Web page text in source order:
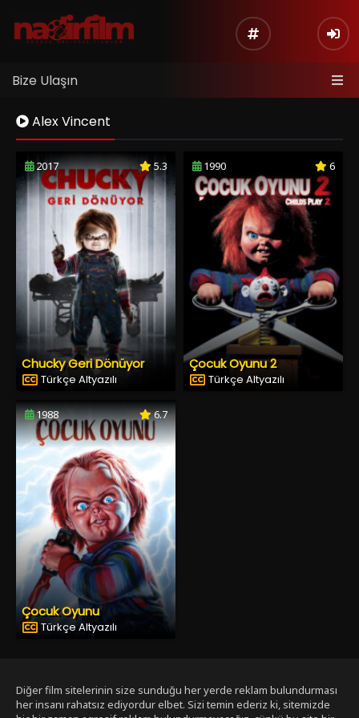
Bize Ulaşın
Alex Vincent
2017 5.3
Chucky Geri Dönüyor
Türkçe Altyazılı
1990 6
Çocuk Oyunu 2
Türkçe Altyazılı
1988 6.7
Çocuk Oyunu
Türkçe Altyazılı
Diğer film sitelerinin size sunduğu her yerde reklam bulundurması
her insanı rahatsız ediyordur elbet. Sizi temin ederiz ki, sitemizde